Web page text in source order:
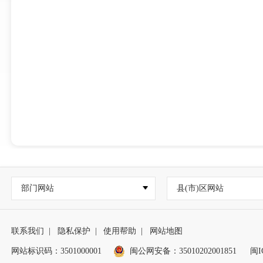
部门网站 县(市)区网站
联系我们 | 隐私保护 | 使用帮助 | 网站地图
网站标识码：3501000001 闽公网安备： 35010202001851 闽